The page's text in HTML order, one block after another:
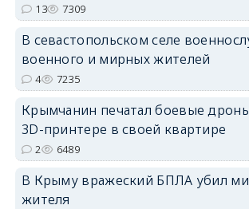
13 7309
В севастопольском селе
военного и мирных жителей
4 7235
Крымчанин печатал боевые
3D-принтере в своей квартире
2 6489
В Крыму вражеский БПЛА убил
жителя